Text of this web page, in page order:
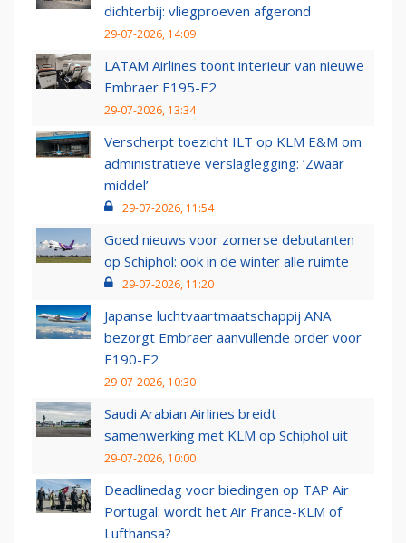
dichterbij: vliegproeven afgerond
29-07-2026, 14:09
LATAM Airlines toont interieur van nieuwe
Embraer E195-E2
29-07-2026, 13:34
Verscherpt toezicht ILT op KLM E&M om
administratieve verslaglegging: ‘Zwaar
middel’
29-07-2026, 11:54
Goed nieuws voor zomerse debutanten
op Schiphol: ook in de winter alle ruimte
29-07-2026, 11:20
Japanse luchtvaartmaatschappij ANA
bezorgt Embraer aanvullende order voor
E190-E2
29-07-2026, 10:30
Saudi Arabian Airlines breidt
samenwerking met KLM op Schiphol uit
29-07-2026, 10:00
Deadlinedag voor biedingen op TAP Air
Portugal: wordt het Air France-KLM of
Lufthansa?